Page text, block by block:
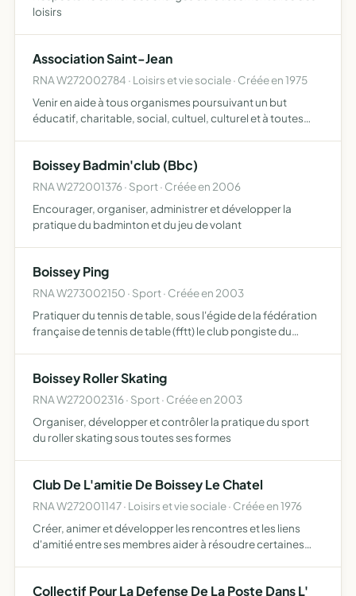
loisirs
Association Saint-Jean
RNA W272002784 · Loisirs et vie sociale · Créée en 1975
Venir en aide à tous organismes poursuivant un but
éducatif, charitable, social, cultuel, culturel et à toutes
Boissey Badmin'club (Bbc)
RNA W272001376 · Sport · Créée en 2006
Encourager, organiser, administrer et développer la
pratique du badminton et du jeu de volant
Boissey Ping
RNA W273002150 · Sport · Créée en 2003
Pratiquer du tennis de table, sous l'égide de la fédération
française de tennis de table (fftt) le club pongiste du
Boissey Roller Skating
RNA W272002316 · Sport · Créée en 2003
Organiser, développer et contrôler la pratique du sport
du roller skating sous toutes ses formes
Club De L'amitie De Boissey Le Chatel
RNA W272001147 · Loisirs et vie sociale · Créée en 1976
Créer, animer et développer les rencontres et les liens
d'amitié entre ses membres aider à résoudre certaines
Collectif Pour La Defense De La Poste Dans L'